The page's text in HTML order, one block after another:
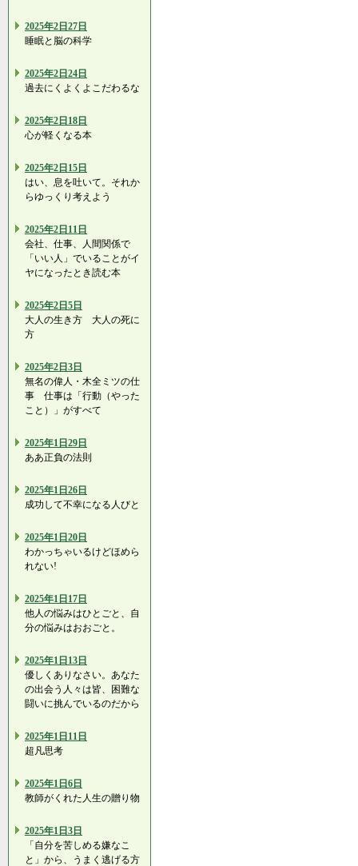
2025年2日27日
睡眠と脳の科学
2025年2日24日
過去にくよくよこだわるな
2025年2日18日
心が軽くなる本
2025年2日15日
はい、息を吐いて。それか
らゆっくり考えよう
2025年2日11日
会社、仕事、人間関係で
「いい人」でいることがイ
ヤになったとき読む本
2025年2日5日
大人の生き方 大人の死に
方
2025年2日3日
無名の偉人・木全ミツの仕
事 仕事は「行動（やった
こと）」がすべて
2025年1日29日
ああ正負の法則
2025年1日26日
成功して不幸になる人びと
2025年1日20日
わかっちゃいるけどほめら
れない!
2025年1日17日
他人の悩みはひとごと、自
分の悩みはおおごと。
2025年1日13日
優しくありなさい。あなた
の出会う人々は皆、困難な
闘いに挑んでいるのだから
2025年1日11日
超凡思考
2025年1日6日
教師がくれた人生の贈り物
2025年1日3日
「自分を苦しめる嫌なこ
と」から、うまく逃げる方